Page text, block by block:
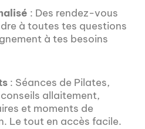
: Des rendez-vous
à toutes tes questions
à tes besoins
: Séances de Pilates,
allaitement,
et moments de
Le tout en accès facile.